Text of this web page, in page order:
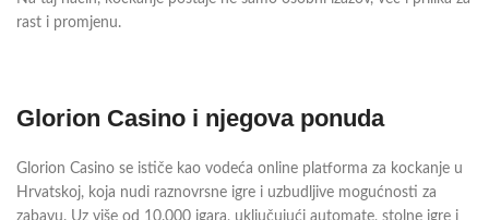
rast i promjenu.
Glorion Casino i njegova ponuda
Glorion Casino se ističe kao vodeća online platforma za kockanje u
Hrvatskoj, koja nudi raznovrsne igre i uzbudljive mogućnosti za
zabavu. Uz više od 10.000 igara, uključujući automate, stolne igre i